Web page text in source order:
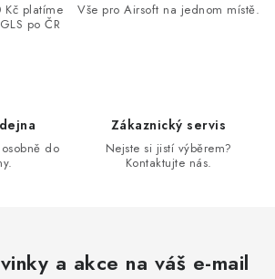
Kč platíme
po ČR
Vše pro Airsoft na jednom místě.
do
Zákaznický servis
Nejste si jistí výběrem?
Kontaktujte nás.
a akce na váš e-mail